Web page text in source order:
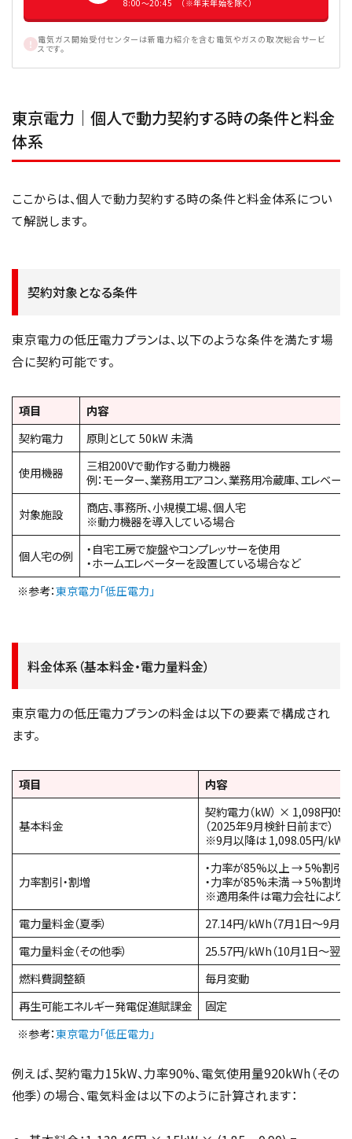
8:00〜20:45 （※年末年始を除く）
電気ガス開始受付センターは新電力紹介を含む電気やガスの取次総合サービ
スです。
東京電力｜個人で動力契約する時の条件と料金
体系
ここからは、個人で動力契約する時の条件と料金体系につい
て解説します。
契約対象となる条件
東京電力の低圧電力プランは、以下のような条件を満たす場
合に契約可能です。
項目
内容
契約電力
原則として 50kW 未満
使用機器
三相200Vで動作する動力機器
例：モーター、業務用エアコン、業務用冷蔵庫、エレベー
対象施設
商店、事務所、小規模工場、個人宅
※動力機器を導入している場合
個人宅の例
・自宅工房で旋盤やコンプレッサーを使用
・ホームエレベーターを設置している場合など
※参考：東京電力「低圧電力」
料金体系（基本料金・電力量料金）
東京電力の低圧電力プランの料金は以下の要素で構成され
ます。
項目 内容
基本料金
契約電力（kW） × 1,098円05
（2025年9月検針日前まで）
※9月以降は 1,098.05円/kW
力率割引・割増
・力率が85%以上 → 5%割引
・力率が85%未満 → 5%割増
※適用条件は電力会社により
電力量料金（夏季）
27.14円/kWh（7月1日～9月30
電力量料金（その他季）
25.57円/kWh（10月1日～翌年
燃料費調整額
毎月変動
再生可能エネルギー発電促進賦課金
固定
※参考：東京電力「低圧電力」
例えば、契約電力15kW、力率90%、電気使用量920kWh（その
他季）の場合、電気料金は以下のように計算されます：